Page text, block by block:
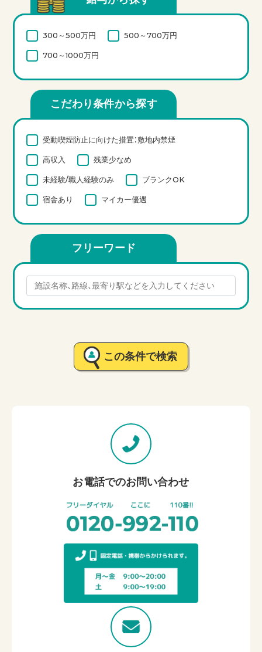
300～500万円 500～700万円
700～1000万円
こだわり条件から探す
受動喫煙防止に向けた措置：敷地内禁煙
高収入 残業少なめ
未経験/職人経験のみ ブランクOK
宿舎あり マイカー優遇
フリーワード
この条件で検索
お電話でのお問い合わせ